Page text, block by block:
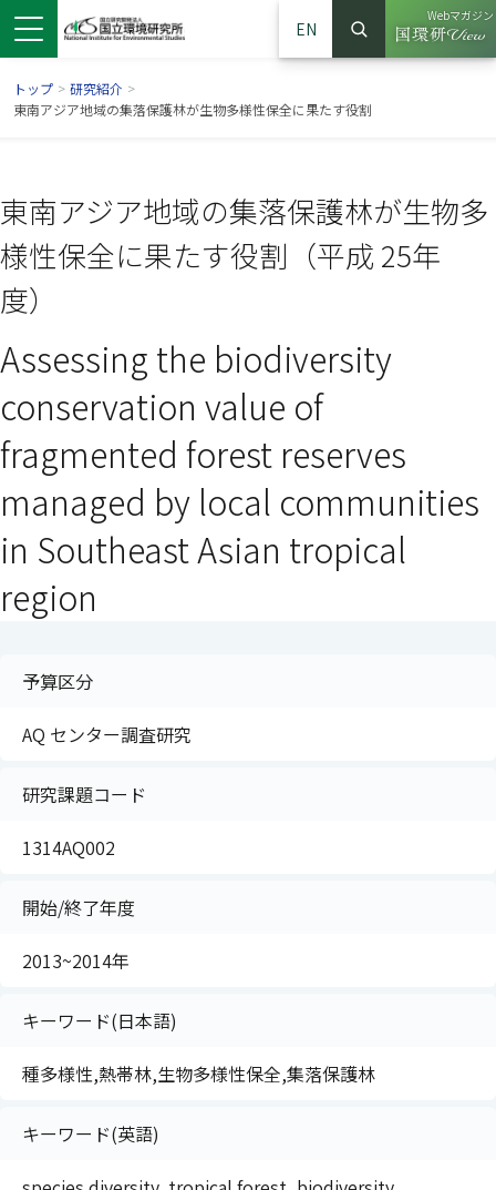
ドウで開きます）
ンドウで開きます）
ウインドウで開きます）
EN
サイト内検索
検索
Webマガジン
（別ウイ
トップ > 研究紹介 >
東南アジア地域の集落保護林が生物多様性保全に果たす役割
東南アジア地域の集落保護林が生物多
様性保全に果たす役割（平成 25年
度）
Assessing the biodiversity
conservation value of
fragmented forest reserves
managed by local communities
in Southeast Asian tropical
region
予算区分
AQ センター調査研究
研究課題コード
1314AQ002
開始/終了年度
2013~2014年
キーワード(日本語)
種多様性,熱帯林,生物多様性保全,集落保護林
キーワード(英語)